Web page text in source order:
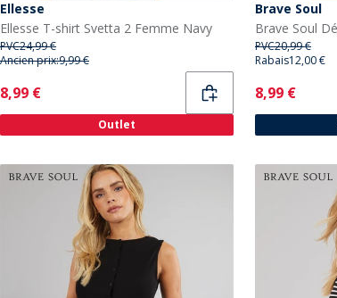
Ellesse
Ellesse T-shirt Svetta 2 Femme Navy
PVC24,99 €
Ancien prix:9,99 €
Current
8,99 €
Outlet
Brave Soul
PVC20,99 €
Rabais12,00 €
Current
8,99 €